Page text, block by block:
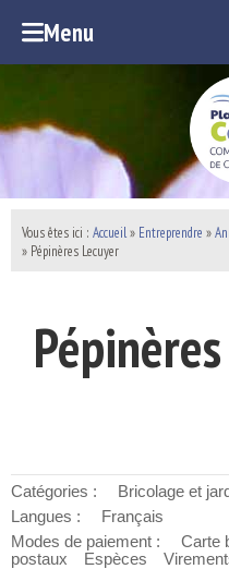
Menu
Vous êtes ici : Accueil» Entreprendre »
» Pépinères Lecuyer
Catégories :
Bricolage et
Langues :
Français
Modes de paiement :
Carte
postaux
Espèces